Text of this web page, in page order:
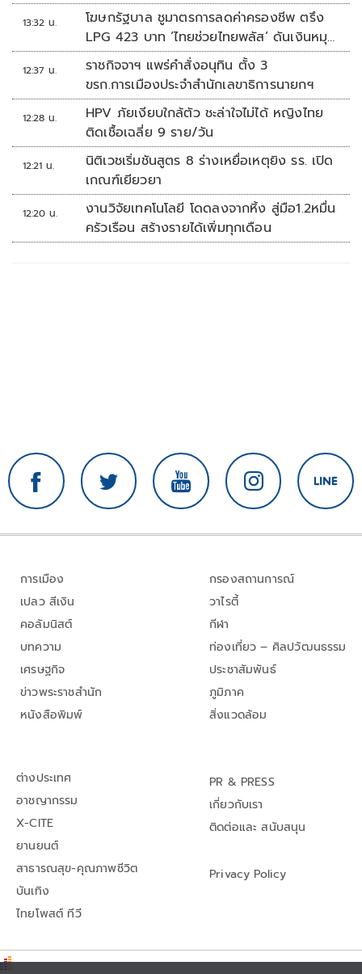
13:32 น.
โฆษกรัฐบาล ชูมาตรการลดค่าครองชีพ ตรึง
LPG 423 บาท ‘ไทยช่วยไทยพลัส’ ดันเงินหมุน
แสนล้าน
12:37 น.
ราชกิจจาฯ แพร่คำสั่งอนุทิน ตั้ง 3
ขรก.การเมืองประจำสำนักเลขาธิการนายกฯ
12:28 น.
HPV ภัยเงียบใกล้ตัว ชะล่าใจไม่ได้ หญิงไทย
ติดเชื้อเฉลี่ย 9 ราย/วัน
12:21 น.
นิติเวชเริ่มชันสูตร 8 ร่างเหยื่อเหตุยิง รร. เปิด
เกณฑ์เยียวยา
12:20 น.
งานวิจัยเทคโนโลยี โดดลงจากหิ้ง สู่มือ1.2หมื่น
ครัวเรือน สร้างรายได้เพิ่มทุกเดือน
การเมือง
เปลว สีเงิน
คอลัมนิสต์
บทความ
เศรษฐกิจ
ข่าวพระราชสำนัก
หนังสือพิมพ์
กรองสถานการณ์
วาไรตี้
กีฬา
ท่องเที่ยว – ศิลปวัฒนธรรม
ประชาสัมพันธ์
ภูมิภาค
สิ่งแวดล้อม
ต่างประเทศ
อาชญากรรม
X-CITE
ยานยนต์
สาธารณสุข-คุณภาพชีวิต
บันเทิง
ไทยโพสต์ ทีวี
PR & PRESS
เกี่ยวกับเรา
ติดต่อและ สนับสนุน
Privacy Policy